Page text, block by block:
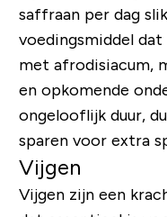
saffraan per dag
voedingsmiddel
met afrodisiacum,
en opkomende
ongelooflijk duur,
sparen voor extra
Vijgen
Vijgen zijn een